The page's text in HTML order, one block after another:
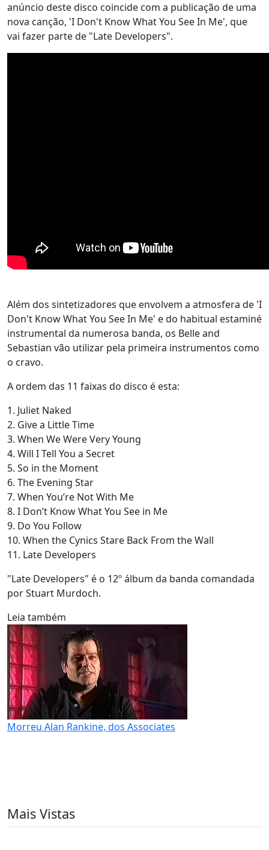
anúncio deste disco coincide com a publicação de uma
nova canção, 'I Don't Know What You See In Me', que
vai fazer parte de "Late Developers".
Além dos sintetizadores que envolvem a atmosfera de 'I
Don't Know What You See In Me' e do habitual estaminé
instrumental da numerosa banda, os Belle and
Sebastian vão utilizar pela primeira instrumentos como
o cravo.
A ordem das 11 faixas do disco é esta:
1. Juliet Naked
2. Give a Little Time
3. When We Were Very Young
4. Will I Tell You a Secret
5. So in the Moment
6. The Evening Star
7. When You’re Not With Me
8. I Don’t Know What You See in Me
9. Do You Follow
10. When the Cynics Stare Back From the Wall
11. Late Developers
"Late Developers" é o 12º álbum da banda comandada
por Stuart Murdoch.
Leia também
Morreu Alan Rankine, dos Associates
Mais Vistas